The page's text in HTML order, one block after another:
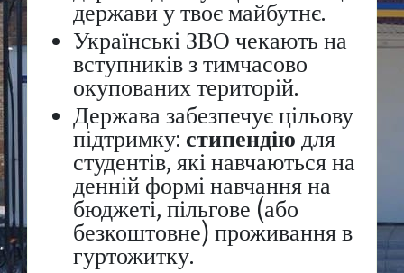
держави у твоє майбутнє.
Українські ЗВО чекають на
вступників з тимчасово
окупованих територій.
Держава забезпечує цільову
підтримку: стипендію для
студентів, які навчаються на
денній формі навчання на
бюджеті, пільгове (або
безкоштовне) проживання в
гуртожитку.